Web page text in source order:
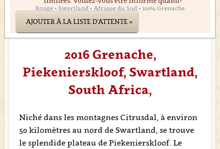
Rouge • Swartland • Afrique du Sud • 100% Grenache
AJOUTER À LA LISTE D'ATTENTE »
2016 Grenache,
Piekenierskloof, Swartland,
South Africa,
Niché dans les montagnes Citrusdal, à environ
50 kilomètres au nord de Swartland, se trouve
le splendide plateau de Piekenierskloof. Le